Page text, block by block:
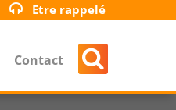
Etre rappelé
Contact